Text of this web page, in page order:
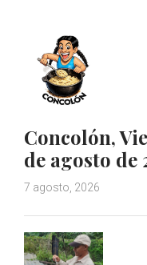
Concolón,
de agosto de
7 agosto, 2026